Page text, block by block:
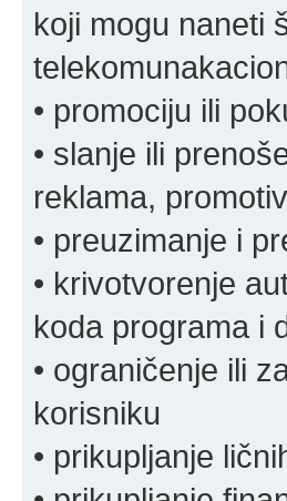
koji mogu naneti
• promociju ili
• slanje ili
reklama,
• preuzimanje i
• krivotvorenje
koda programa i
• ograničenje ili
korisniku
• prikupljanje